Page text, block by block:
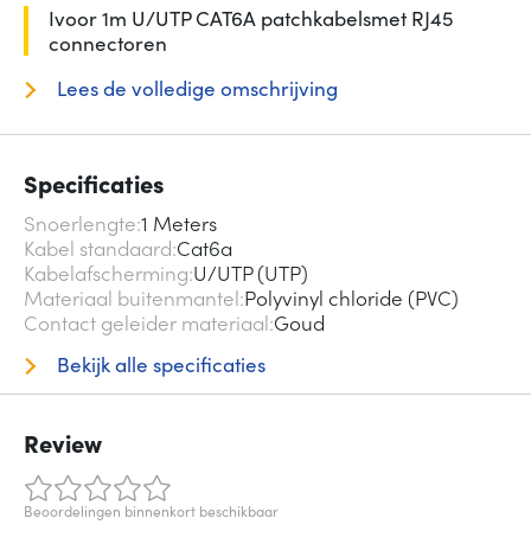
Ivoor 1m U/UTP CAT6A patchkabelsmet RJ45
connectoren
Lees de volledige omschrijving
Specificaties
Snoerlengte 1 Meters
Kabel standaard Cat6a
Kabelafscherming U/UTP (UTP)
Materiaal buitenmantel Polyvinyl chloride (PVC)
Contact geleider materiaal Goud
Bekijk alle specificaties
Review
Beoordelingen binnenkort beschikbaar